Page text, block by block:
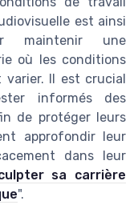
est ainsi
maintenir une
où les conditions
Il est crucial
informés des
de protéger leurs
approfondir leur
dans leur
sa carrière
".